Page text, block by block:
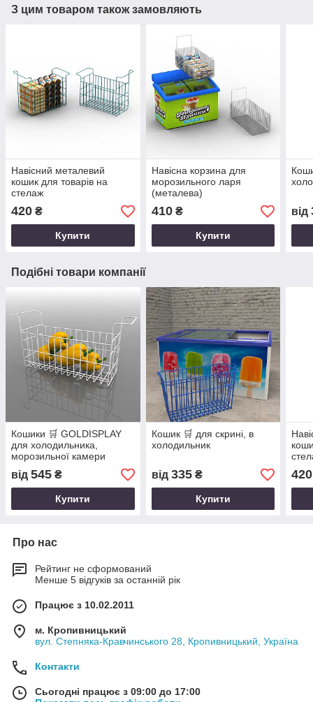
З цим товаром також замовляють
Навісний металевий
кошик для товарів на
стелаж
420 ₴
Купити
Навісна корзина для
морозильного ларя
(металева)
410₴
Купити
від
Подібні товари компанії
Кошики 🛒 GOLDISPLAY
для холодильника,
морозильної камери
від 545 ₴
Купити
Кошик 🛒 для скрині, в
холодильник
від 335₴
Купити
420
Про нас
Рейтинг не сформований
Менше 5 відгуків за останній рік
Працює з 10.02.2011
м. Кропивницький
вул. Степняка-Кравчинського 28, Кропивницький, Україна
Контакти
Сьогодні працює з 09:00 до 17:00